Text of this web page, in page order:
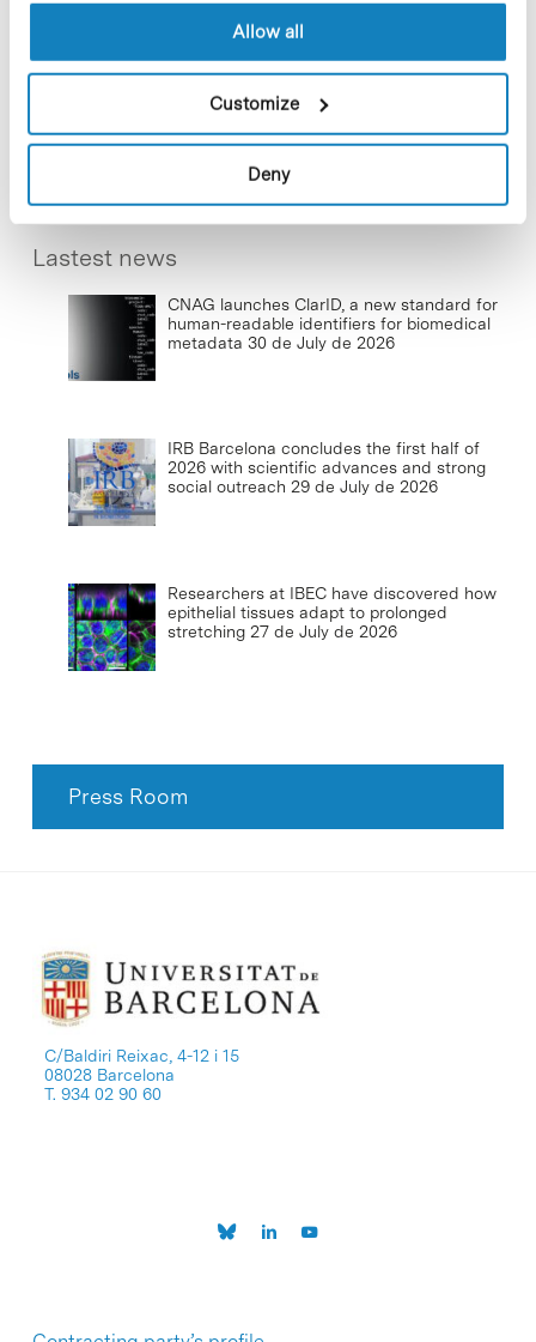
Allow all
Customize
Deny
Commissioning of the new
photovoltaic installations at the PCB
Lastest news
CNAG launches ClarID, a new standard for
human-readable identifiers for biomedical
metadata 30 de July de 2026
IRB Barcelona concludes the first half of
2026 with scientific advances and strong
social outreach 29 de July de 2026
Researchers at IBEC have discovered how
epithelial tissues adapt to prolonged
stretching 27 de July de 2026
Press Room
C/Baldiri Reixac, 4-12 i 15
08028 Barcelona
T. 934 02 90 60